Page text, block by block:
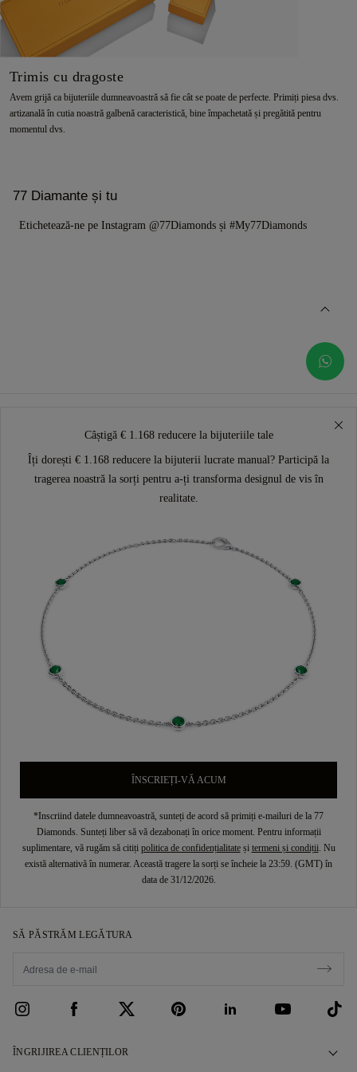
Trimis cu dragoste
Avem grijă ca bijuteriile dumneavoastră să fie cât se poate de perfecte. Primiți piesa dvs.
artizanală în cutia noastră galbenă caracteristică, bine împachetată și pregătită pentru
momentul dvs.
77 Diamante și tu
Etichetează-ne pe Instagram @77Diamonds și #My77Diamonds
Câștigă € 1.168 reducere la bijuteriile tale
Îți dorești € 1.168 reducere la bijuterii lucrate manual? Participă la
tragerea noastră la sorți pentru a-ți transforma designul de vis în
realitate.
ÎNSCRIEȚI-VĂ ACUM
*Inscriind datele dumneavoastră, sunteți de acord să primiți e-mailuri de la 77
Diamonds. Sunteți liber să vă dezabonați în orice moment. Pentru informații
suplimentare, vă rugăm să citiți politica de confidențialitateși termeni și condiții. Nu
există alternativă în numerar. Această tragere la sorți se încheie la 23:59. (GMT) în
data de 31/12/2026.
SĂ PĂSTRĂM LEGĂTURA
ÎNGRIJIREA CLIENȚILOR